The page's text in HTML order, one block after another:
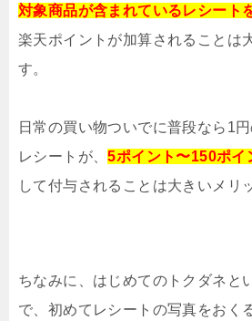
対象商品が含まれているレシート
楽天ポイントが加算されることは
す。
日常の買い物ついでに普段なら1
レシートが、5ポイント〜150ポイ
して付与されることは大きいメリ
ちなみに、はじめてのトクダネと
で、初めてレシートの写真をおく